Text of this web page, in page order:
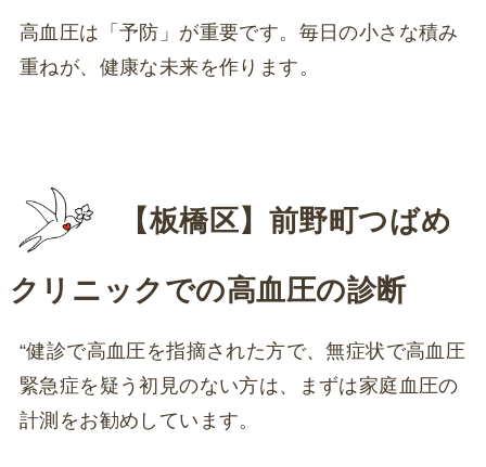
高血圧は「予防」が重要です。毎日の小さな積み
重ねが、健康な未来を作ります。
【板橋区】 前野町つばめ
クリニックでの高血圧の診断
“健診で高血圧を指摘された方で、無症状で高血圧
緊急症を疑う初見のない方は、まずは家庭血圧の
計測をお勧めしています。